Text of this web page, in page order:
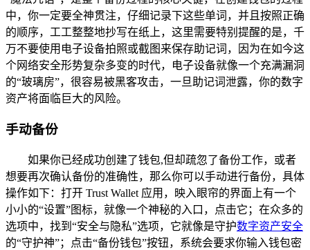
中，你一定要全神贯注，仔细记录下这些单词，并且按照正确
的顺序，工工整整地抄写在纸上，这里需要特别提醒的是，千
万不要使用电子设备拍照或截图来保存助记词，因为在如今这
个网络安全形势复杂多变的时代，电子设备就像一个充满漏洞
的“玻璃房”，很容易被黑客攻击，一旦助记词泄露，你的数字
资产将面临巨大的风险。
手动备份
如果你已经成功创建了钱包,但却疏忽了备份工作，或者
想要再次确认备份的准确性，那么你可以手动进行备份，具体
操作如下：打开 Trust Wallet 应用，映入眼帘的界面上有一个
小小的“设置”图标，就像一个神秘的入口，点击它；在众多的
选项中，找到“安全与隐私”选项，它就像是守护数字资产安全
的“守护神”；点击“备份钱包”按钮，系统会要求你输入钱包密